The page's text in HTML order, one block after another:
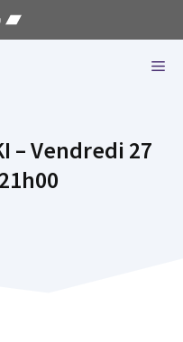
Bandcamp
– Vendredi 27